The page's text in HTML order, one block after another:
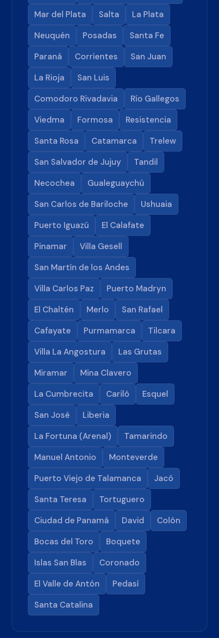
Mar del Plata
Salta
La Plata
Neuquén
Posadas
Santa Fe
Paraná
Corrientes
San Juan
La Rioja
San Luis
Comodoro Rivadavia
Río Gallegos
Viedma
Formosa
Resistencia
Santa Rosa
Catamarca
Trelew
San Salvador de Jujuy
Tandil
Necochea
Gualeguaychú
San Carlos de Bariloche
Ushuaia
Puerto Iguazú
El Calafate
Pinamar
Villa Gesell
San Martín de los Andes
Villa Carlos Paz
Puerto Madryn
El Chaltén
Merlo
San Rafael
Cafayate
Purmamarca
Tilcara
Villa La Angostura
Las Grutas
Miramar
Mina Clavero
La Cumbrecita
Cariló
Esquel
San José
Liberia
La Fortuna (Arenal)
Tamarindo
Manuel Antonio
Monteverde
Puerto Viejo de Talamanca
Jacó
Santa Teresa
Tortuguero
Ciudad de Panamá
David
Colón
Bocas del Toro
Boquete
Islas San Blas
Coronado
El Valle de Antón
Pedasí
Santa Catalina